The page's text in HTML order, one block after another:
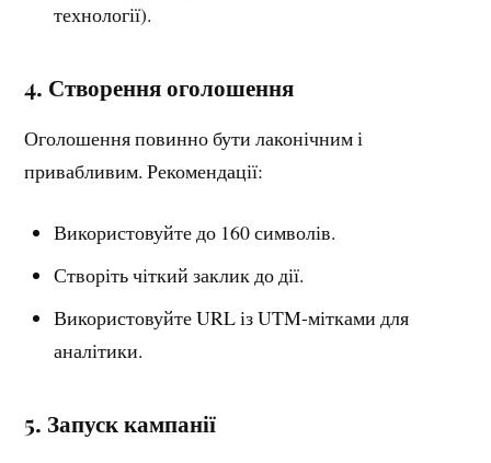
технології).
4. Створення оголошення
Оголошення повинно бути лаконічним і
привабливим. Рекомендації:
Використовуйте до 160 символів.
Створіть чіткий заклик до дії.
Використовуйте URL із UTM-мітками для
аналітики.
5. Запуск кампанії